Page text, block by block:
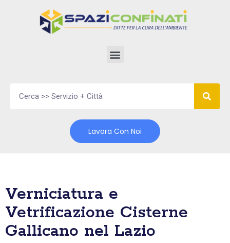
Lavora Con Noi
Verniciatura e
Vetrificazione Cisterne
Gallicano nel Lazio